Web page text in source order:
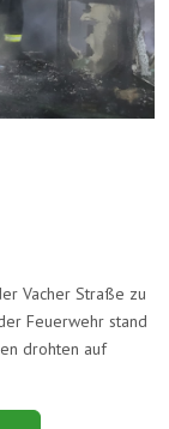
Vacher Straße zu
Feuerwehr stand
drohten auf